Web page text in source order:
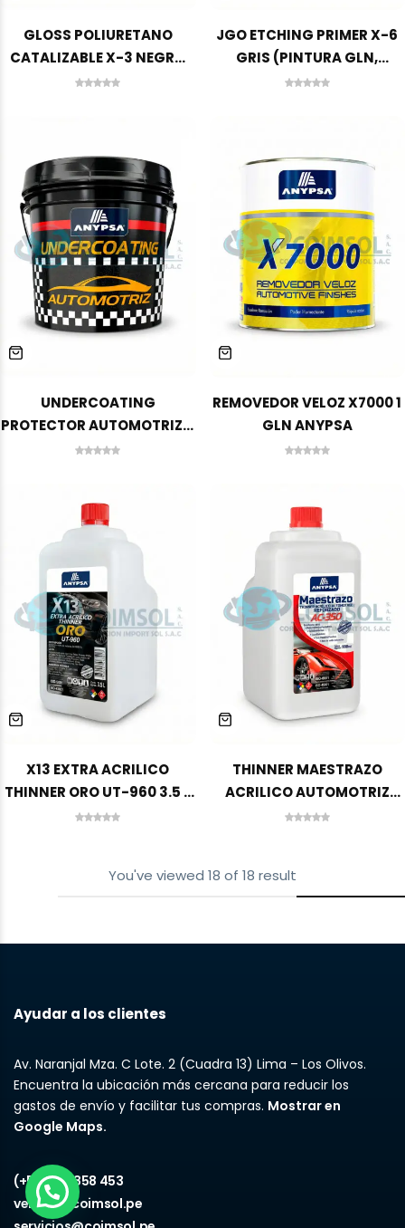
GLOSS POLIURETANO
CATALIZABLE X-3 NEGRO
GA-7000 1 GLN ANYPSA
JGO ETCHING PRIMER X-6
GRIS (PINTURA GLN,
ACTIVADOR 3.500 L)
UNDERCOATING
PROTECTOR AUTOMOTRIZ 4
L ANYPSA
REMOVEDOR VELOZ X7000 1
GLN ANYPSA
X13 EXTRA ACRILICO
THINNER ORO UT-960 3.5 L
ANYPSA
THINNER MAESTRAZO
ACRILICO AUTOMOTRIZ
REFORZADO AC-350 2.8 L
You've viewed 18 of 18 result
Ayudar a los clientes
Av. Naranjal Mza. C Lote. 2 (Cuadra 13) Lima – Los Olivos.
Encuentra la ubicación más cercana para reducir los
gastos de envío y facilitar tus compras. Mostrar en
Google Maps.
(+51) 967 858 453
ventas@coimsol.pe